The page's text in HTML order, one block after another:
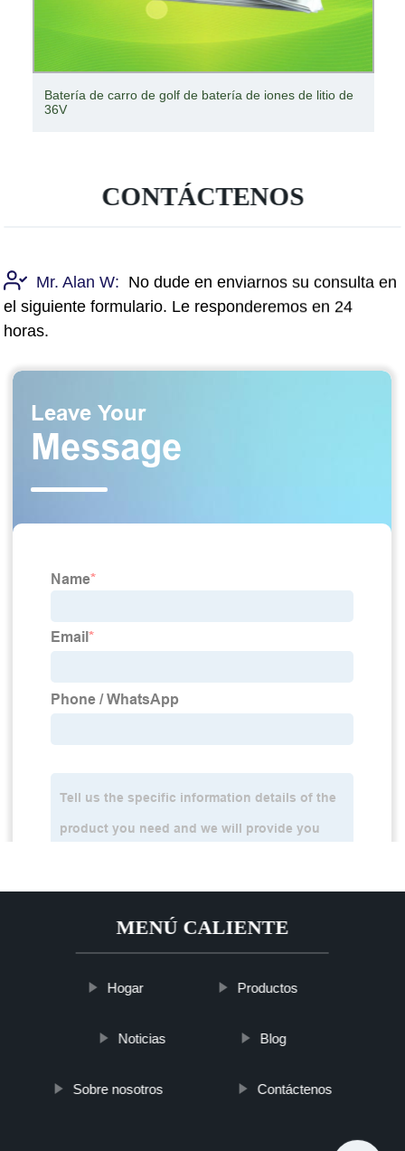
Batería de litio OEM 18650 batería de iones de litio
recargable E Scooter
CONTÁCTENOS
Mr. Alan W: No dude en enviarnos su consulta en
el siguiente formulario. Le responderemos en 24
horas.
MENÚ CALIENTE
Hogar Productos
Noticias Blog
Sobre nosotros Contáctenos